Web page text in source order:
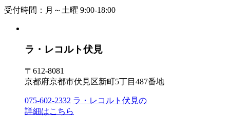
受付時間：月～土曜 9:00-18:00
ラ・レコルト伏見
〒612-8081
京都府京都市伏見区新町5丁目487番地
075-602-2332 ラ・レコルト伏見の
詳細はこちら